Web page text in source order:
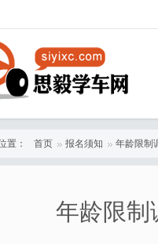
置： 首页 报名须知 年龄限制
年龄限制